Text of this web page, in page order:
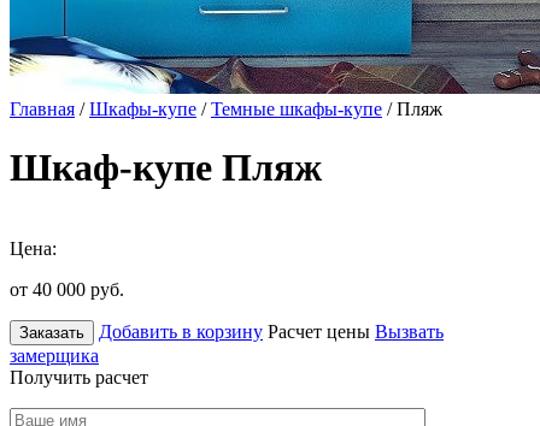
Главная /Шкафы-купе /Темные шкафы-купе / Пляж
Шкаф-купе Пляж
Цена:
от 40 000 руб.
Заказать Добавить в корзину Расчет цены Вызвать
замерщика
Получить расчет